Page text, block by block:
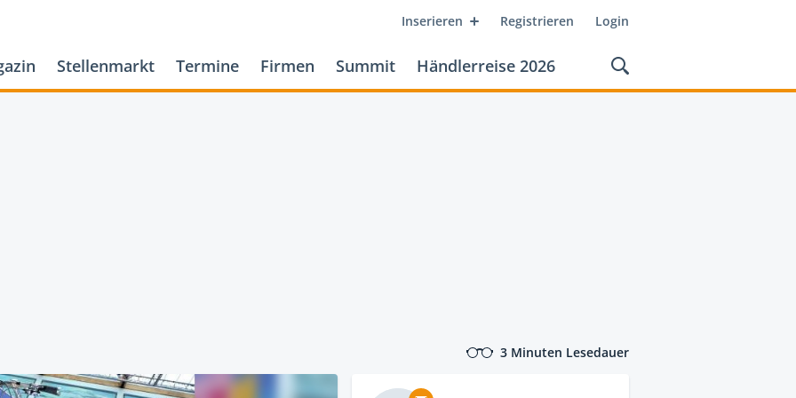
Inserieren Registrieren Login
Stellenmarkt Termine Firmen Summit Händlerreise 2026
3 Minuten Lesedauer